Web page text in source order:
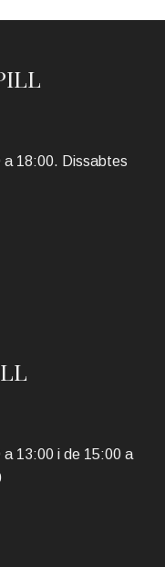
a 18:00. Dissabtes
a 13:00 i de 15:00 a